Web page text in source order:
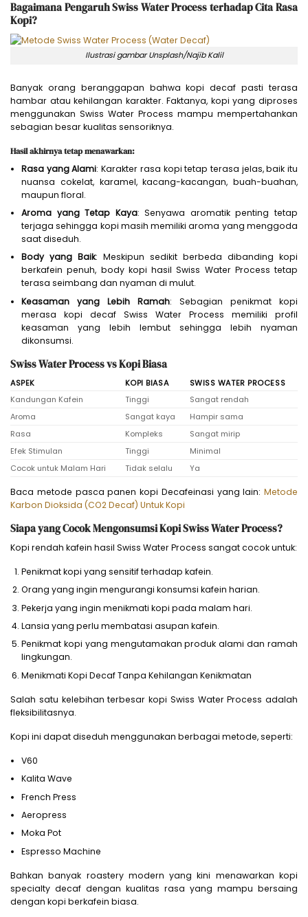
Bagaimana Pengaruh Swiss Water Process terhadap Cita Rasa
Kopi?
Ilustrasi gambar Unsplash/Najib Kalil
Banyak orang beranggapan bahwa kopi decaf pasti terasa
hambar atau kehilangan karakter. Faktanya, kopi yang diproses
menggunakan Swiss Water Process mampu mempertahankan
sebagian besar kualitas sensoriknya.
Hasil akhirnya tetap menawarkan:
Rasa yang Alami: Karakter rasa kopi tetap terasa jelas, baik itu
nuansa cokelat, karamel, kacang-kacangan, buah-buahan,
maupun floral.
Aroma yang Tetap Kaya: Senyawa aromatik penting tetap
terjaga sehingga kopi masih memiliki aroma yang menggoda
saat diseduh.
Body yang Baik: Meskipun sedikit berbeda dibanding kopi
berkafein penuh, body kopi hasil Swiss Water Process tetap
terasa seimbang dan nyaman di mulut.
Keasaman yang Lebih Ramah: Sebagian penikmat kopi
merasa kopi decaf Swiss Water Process memiliki profil
keasaman yang lebih lembut sehingga lebih nyaman
dikonsumsi.
Swiss Water Process vs Kopi Biasa
ASPEK KOPI BIASA
SWISS WATER PROCESS
Kandungan Kafein
Tinggi
Sangat rendah
Aroma
Sangat kaya
Hampir sama
Rasa
Kompleks
Sangat mirip
Efek Stimulan
Tinggi
Minimal
Cocok untuk Malam Hari
Tidak selalu Ya
Baca metode pasca panen kopi Decafeinasi yang lain: Metode
Karbon Dioksida (CO2 Decaf) Untuk Kopi
Siapa yang Cocok Mengonsumsi Kopi Swiss Water Process?
Kopi rendah kafein hasil Swiss Water Process sangat cocok untuk:
Penikmat kopi yang sensitif terhadap kafein.
Orang yang ingin mengurangi konsumsi kafein harian.
Pekerja yang ingin menikmati kopi pada malam hari.
Lansia yang perlu membatasi asupan kafein.
Penikmat kopi yang mengutamakan produk alami dan ramah
lingkungan.
Menikmati Kopi Decaf Tanpa Kehilangan Kenikmatan
Salah satu kelebihan terbesar kopi Swiss Water Process adalah
fleksibilitasnya.
Kopi ini dapat diseduh menggunakan berbagai metode, seperti:
V60
Kalita Wave
French Press
Aeropress
Moka Pot
Espresso Machine
Bahkan banyak roastery modern yang kini menawarkan kopi
specialty decaf dengan kualitas rasa yang mampu bersaing
dengan kopi berkafein biasa.